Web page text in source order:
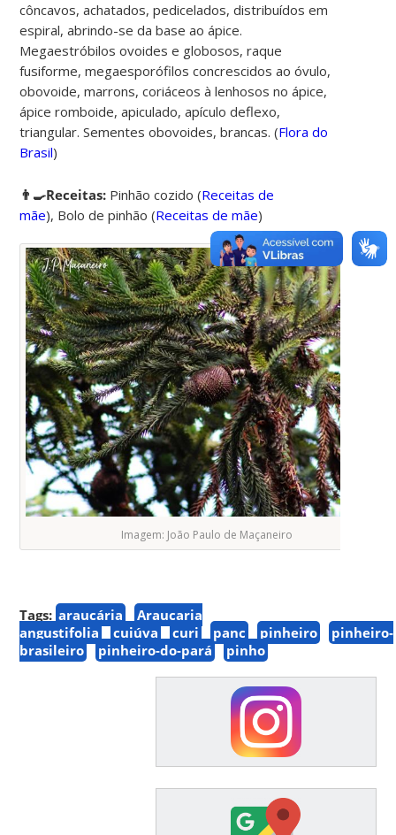
côncavos, achatados, pedicelados, distribuídos em
espiral, abrindo-se da base ao ápice.
Megaestróbilos ovoides e globosos, raque
fusiforme, megaesporófilos concrescidos ao óvulo,
obovoide, marrons, coriáceos à lenhosos no ápice,
ápice romboide, apiculado, apículo deflexo,
triangular. Sementes obovoides, brancas. (Flora do
Brasil)
👨‍🍳Receitas: Pinhão cozido(Receitas de
mãe), Bolo de pinhão (Receitas de mãe)
Imagem: João Paulo de Maçaneiro
Tags: araucária
Araucaria
angustifolia
cuiúva curi panc pinheiro
pinheiro-
brasileiro
pinheiro-do-pará pinho